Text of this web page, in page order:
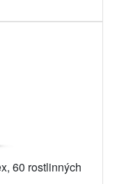
60 rostlinných